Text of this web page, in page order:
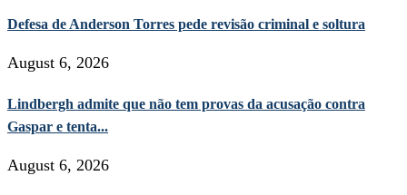
Defesa de Anderson Torres pede revisão criminal e soltura
August 6, 2026
Lindbergh admite que não tem provas da acusação contra
Gaspar e tenta...
August 6, 2026